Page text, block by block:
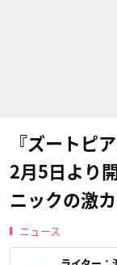
『ズートピ
2月5日より
ニックの激
ニュース